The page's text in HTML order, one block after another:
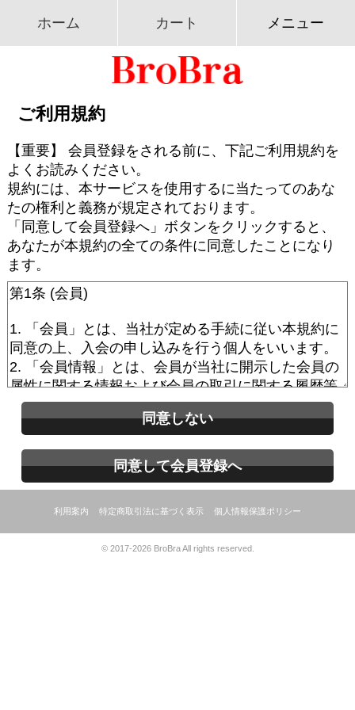
ホーム カート メニュー
ご利用規約
【重要】 会員登録をされる前に、下記ご利用規約を
よくお読みください。
規約には、本サービスを使用するに当たってのあな
たの権利と義務が規定されております。
「同意して会員登録へ」ボタンをクリックすると、
あなたが本規約の全ての条件に同意したことになり
ます。
同意しない
同意して会員登録へ
利用案内 特定商取引法に基づく表示 個人情報保護ポリシー
© 2017-2026 BroBra All rights reserved.